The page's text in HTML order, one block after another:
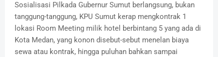
Sosialisasi Pilkada Gubernur Sumut berlangsung, bukan
tanggung-tanggung, KPU Sumut kerap mengkontrak 1
lokasi Room Meeting milik hotel berbintang 5 yang ada di
Kota Medan, yang konon disebut-sebut menelan biaya
sewa atau kontrak, hingga puluhan bahkan sampai